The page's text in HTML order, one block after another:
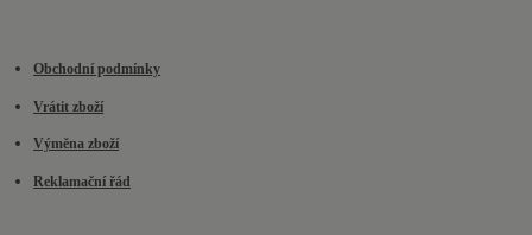
Obchodní podmínky
Vrátit zboží
Výměna zboží
Reklamační řád